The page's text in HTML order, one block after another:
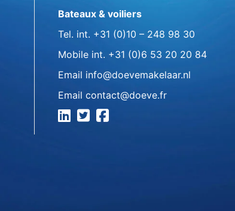
Bateaux & voiliers
Tel. int. +31 (0)10 – 248 98 30
Mobile int. +31 (0)6 53 20 20 84
Email info@doevemakelaar.nl
Email contact@doeve.fr